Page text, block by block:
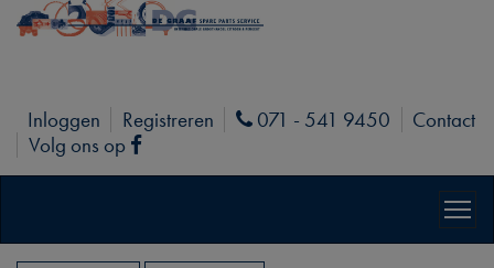
Inloggen Registreren Phone
071 - 541 9450
Contact
Volg ons op
Facebook